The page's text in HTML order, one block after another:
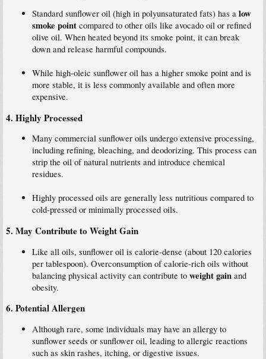
Standard sunflower oil (high in polyunsaturated fats) has a low
smoke point compared to other oils like avocado oil or refined
olive oil. When heated beyond its smoke point, it can break
down and release harmful compounds.
While high-oleic sunflower oil has a higher smoke point and is
more stable, it is less commonly available and often more
expensive.
4. Highly Processed
Many commercial sunflower oils undergo extensive processing,
including refining, bleaching, and deodorizing. This process can
strip the oil of natural nutrients and introduce chemical
residues.
Highly processed oils are generally less nutritious compared to
cold-pressed or minimally processed oils.
5. May Contribute to Weight Gain
Like all oils, sunflower oil is calorie-dense (about 120 calories
per tablespoon). Overconsumption of calorie-rich oils without
balancing physical activity can contribute to weight gain and
obesity.
6. Potential Allergen
Although rare, some individuals may have an allergy to
sunflower seeds or sunflower oil, leading to allergic reactions
such as skin rashes, itching, or digestive issues.